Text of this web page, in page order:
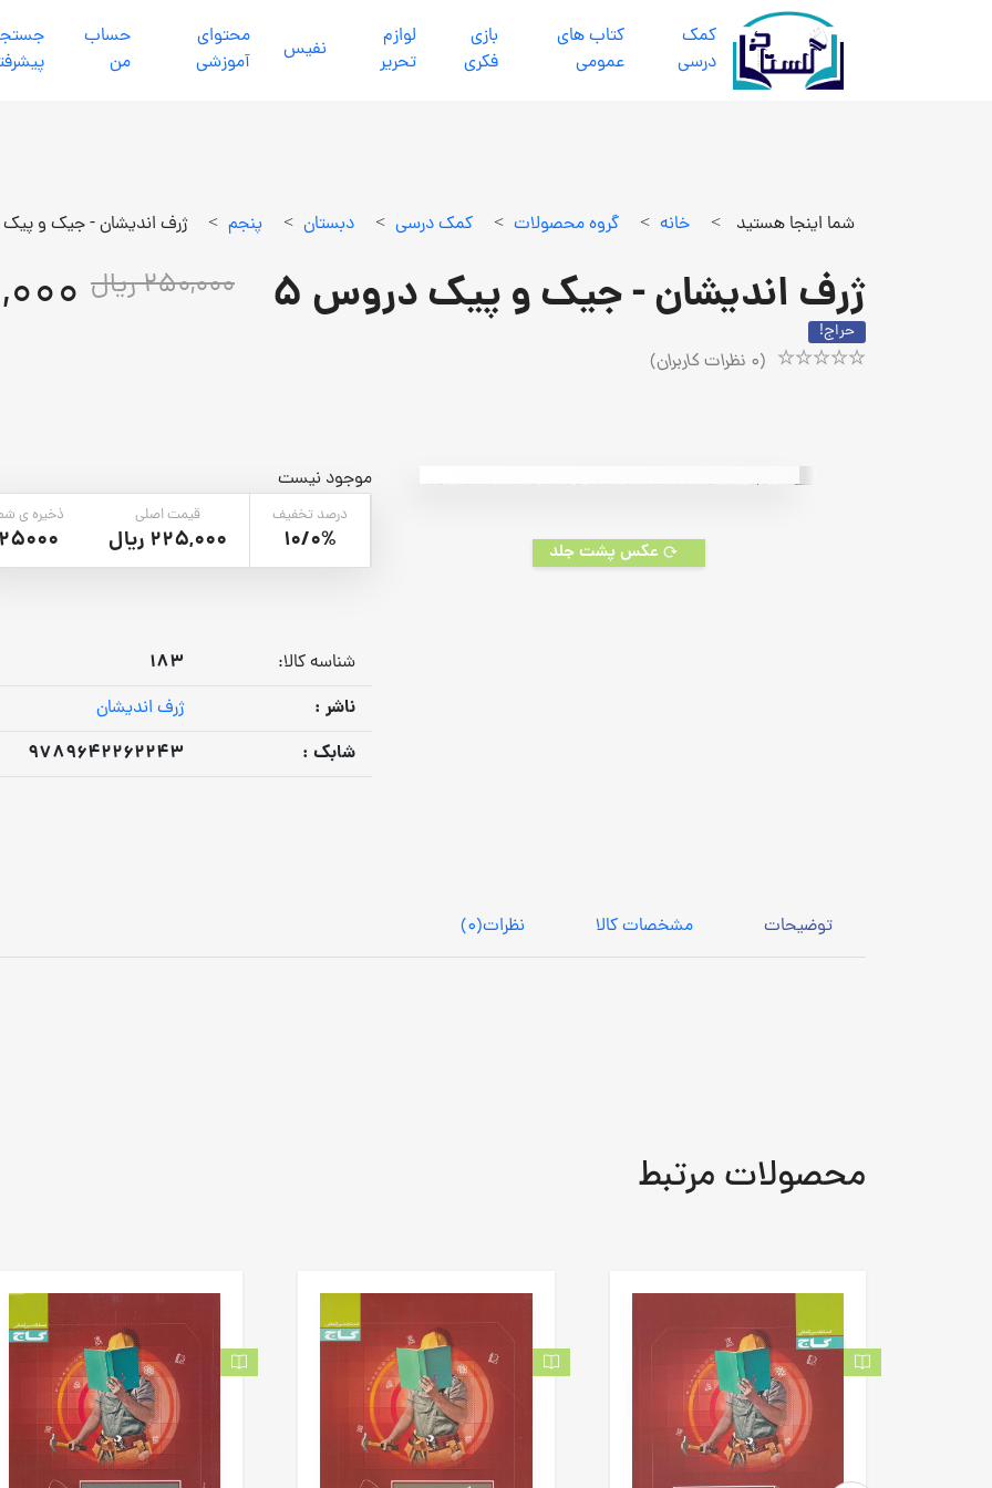
كمك
درسي
كتاب هاي
عمومي
بازي
فكري
لوازم
تحرير
نفيس
محتواي
آموزشي
حساب
من
شما اینجا هستید > خانه > گروه محصولات > كمك درسي > دبستان > پنجم > ژرف اندیشان - جیک و
ژرف اندیشان - جیک و پیک دروس 5
حراج!
(
0 نظرات کاربران)
250,000 ریال
عکس پشت جلد
موجود نیست
درصد تخفیف
10/0%
قیمت اصلی
225,000 ریال
ذخیره ی
شناسه کالا:
183
ناشر :
ژرف اندیشان
شابک : 9789642262243
توضیحات مشخصات کالا نظرات(0)
محصولات مرتبط